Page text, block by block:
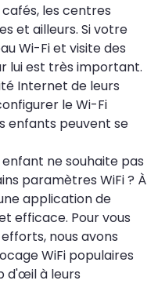
les centres
et ailleurs. Si votre
Wi-Fi et visite des
lui est très important.
Internet de leurs
le Wi-Fi
enfants peuvent se
ne souhaite pas
paramètres WiFi ? À
application de
efficace. Pour vous
nous avons
WiFi populaires
d'œil à leurs